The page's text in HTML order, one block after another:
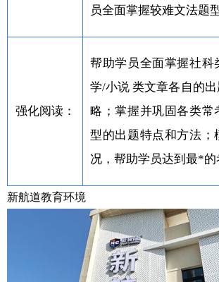
员全面掌握较难文法题
强化阅读：
帮助学员全面掌握社科
学/小说 类文章各自的
略；掌握并巩固各类常
型的出题特点和方法；
况，帮助学员达到最*的
新航道教育环境